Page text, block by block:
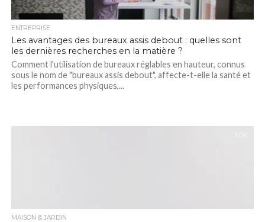
ENTREPRISE
Les avantages des bureaux assis debout : quelles sont
les dernières recherches en la matière ?
Comment l'utilisation de bureaux réglables en hauteur, connus
sous le nom de "bureaux assis debout", affecte-t-elle la santé et
les performances physiques,...
5.0K
MAISON & JARDIN